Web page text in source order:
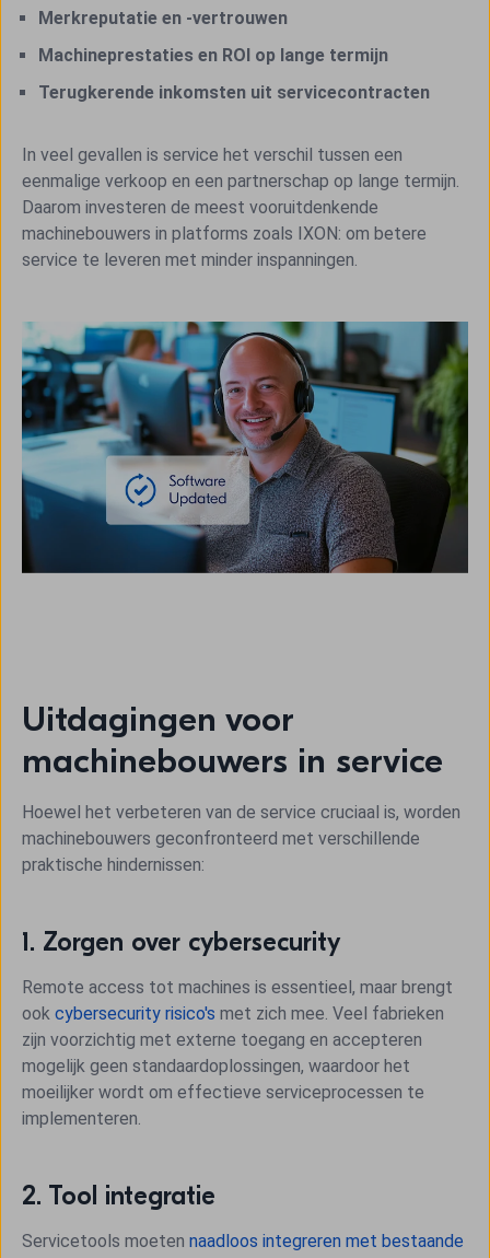
Merkreputatie en -vertrouwen
Machineprestaties en ROI op lange termijn
Terugkerende inkomsten uit servicecontracten
In veel gevallen is service het verschil tussen een
eenmalige verkoop en een partnerschap op lange termijn.
Daarom investeren de meest vooruitdenkende
machinebouwers in platforms zoals IXON: om betere
service te leveren met minder inspanningen.
Uitdagingen voor
machinebouwers in service
Hoewel het verbeteren van de service cruciaal is, worden
machinebouwers geconfronteerd met verschillende
praktische hindernissen:
1. Zorgen over cybersecurity
Remote access tot machines is essentieel, maar brengt
ook cybersecurity risico's met zich mee. Veel fabrieken
zijn voorzichtig met externe toegang en accepteren
mogelijk geen standaardoplossingen, waardoor het
moeilijker wordt om effectieve serviceprocessen te
implementeren.
2. Tool integratie
Servicetools moeten naadloos integreren met bestaande